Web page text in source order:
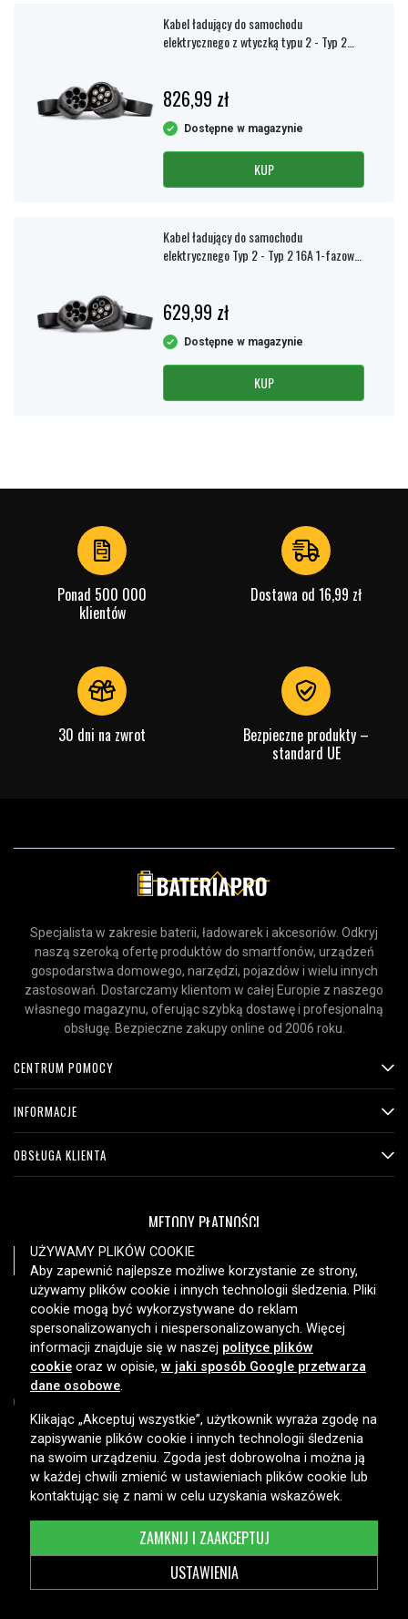
Kabel ładujący do samochodu
elektrycznego z wtyczką typu 2 - Typ 2
826,99 zł
Dostępne w magazynie
KUP
Kabel ładujący do samochodu
elektrycznego Typ 2 - Typ 2 16A 1-fazowy
629,99 zł
Dostępne w magazynie
KUP
Ponad 500 000
klientów
Dostawa od 16,99 zł
30 dni na zwrot
Bezpieczne produkty –
standard UE
Specjalista w zakresie baterii, ładowarek i akcesoriów. Odkryj
naszą szeroką ofertę produktów do smartfonów, urządzeń
gospodarstwa domowego, narzędzi, pojazdów i wielu innych
zastosowań. Dostarczamy klientom w całej Europie z naszego
własnego magazynu, oferując szybką dostawę i profesjonalną
obsługę. Bezpieczne zakupy online od 2006 roku.
CENTRUM POMOCY
INFORMACJE
OBSŁUGA KLIENTA
METODY PŁATNOŚCI
OPCJE DOSTAWY
Copyright © 2026, Spares Nordic AB
UŻYWAMY PLIKÓW COOKIE
Aby zapewnić najlepsze możliwe korzystanie ze strony,
używamy plików cookie i innych technologii śledzenia. Pliki
cookie mogą być wykorzystywane do reklam
spersonalizowanych i niespersonalizowanych. Więcej
informacji znajduje się w naszej polityce plików
cookie oraz w opisie, w jaki sposób Google przetwarza
dane osobowe.
Klikając „Akceptuj wszystkie”, użytkownik wyraża zgodę na
zapisywanie plików cookie i innych technologii śledzenia
na swoim urządzeniu. Zgoda jest dobrowolna i można ją
w każdej chwili zmienić w ustawieniach plików cookie lub
kontaktując się z nami w celu uzyskania wskazówek.
USTAWIENIA
ZAMKNIJ I ZAAKCEPTUJ